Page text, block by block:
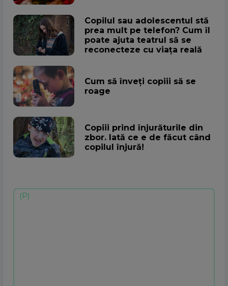
Copilul sau adolescentul stă
prea mult pe telefon? Cum îl
poate ajuta teatrul să se
reconecteze cu viața reală
Cum să înveți copiii să se
roage
Copiii prind înjurăturile din
zbor. Iată ce e de făcut când
copilul înjură!